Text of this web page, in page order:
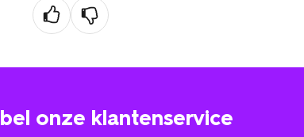
bel onze klantenservice